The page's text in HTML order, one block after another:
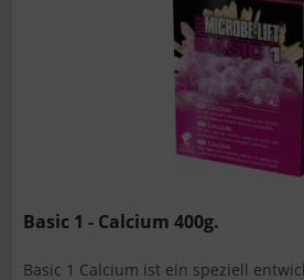
Basic 1 - Calcium 400g.
Basic 1 Calcium ist ein speziell